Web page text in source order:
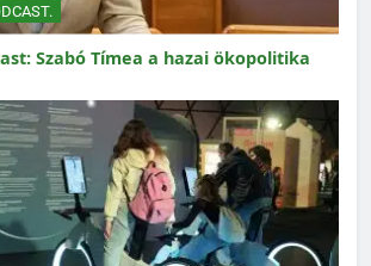
Szabó Tímea a hazai ökopolitika